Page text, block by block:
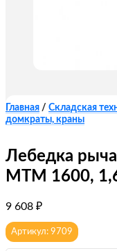
Главная / Складская
домкраты, краны
Лебедка
МТМ 1600,
9 608 ₽
Артикул: 9709